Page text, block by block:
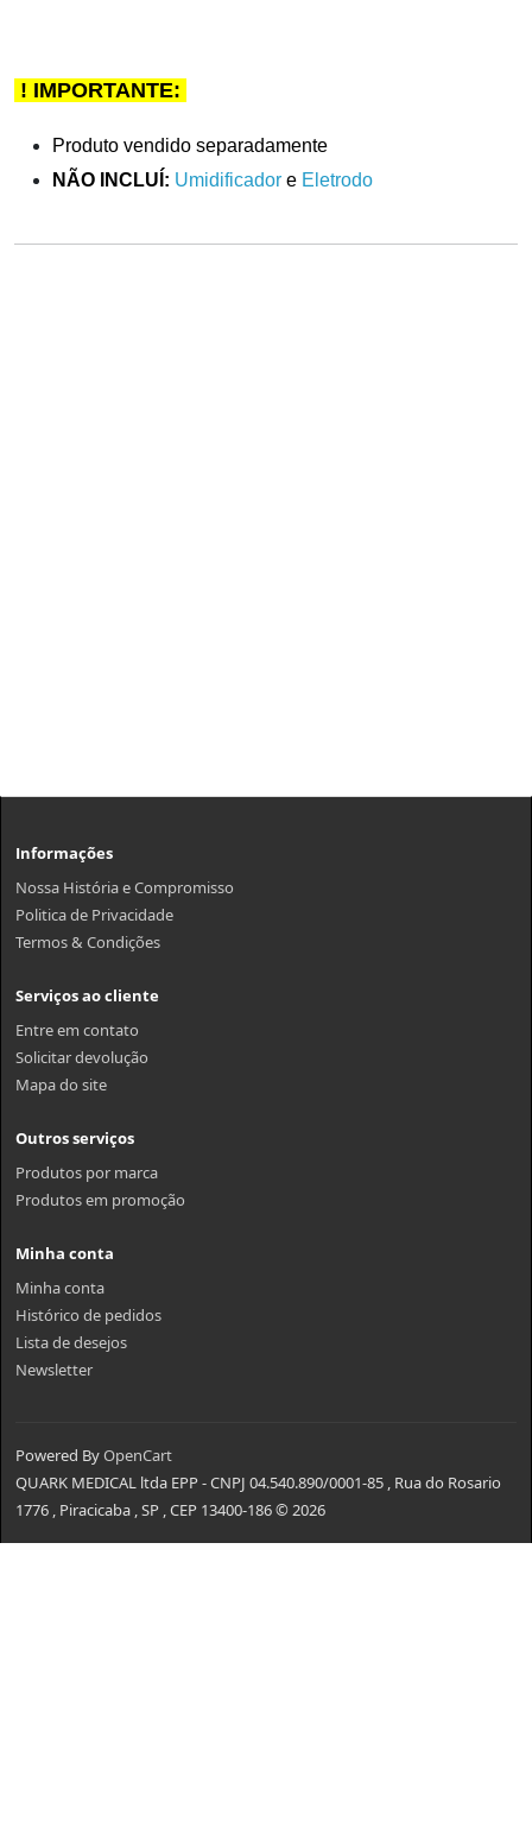
! IMPORTANTE:
Produto vendido separadamente
NÃO INCLUÍ: Umidificador e Eletrodo
Informações
Nossa História e Compromisso
Politica de Privacidade
Termos & Condições
Serviços ao cliente
Entre em contato
Solicitar devolução
Mapa do site
Outros serviços
Produtos por marca
Produtos em promoção
Minha conta
Minha conta
Histórico de pedidos
Lista de desejos
Newsletter
Powered ByOpenCart
QUARK MEDICAL ltda EPP - CNPJ 04.540.890/0001-85 , Rua do Rosario
1776 , Piracicaba , SP , CEP 13400-186 © 2026